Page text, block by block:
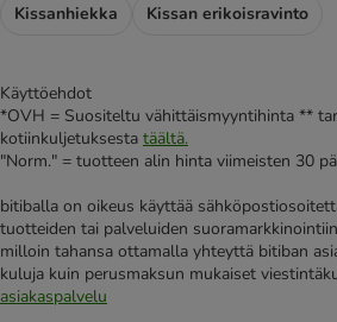
Kissanhiekka
Kissan erikoisravinto
Käyttöehdot
*OVH = Suositeltu vähittäismyyntihinta **
kotiinkuljetuksesta täältä.
"Norm." = tuotteen alin hinta viimeisten 30
bitiballa on oikeus käyttää
tuotteiden tai palveluiden
milloin tahansa ottamalla yhteyttä bitiban
kuluja kuin perusmaksun mukaiset
asiakaspalvelu